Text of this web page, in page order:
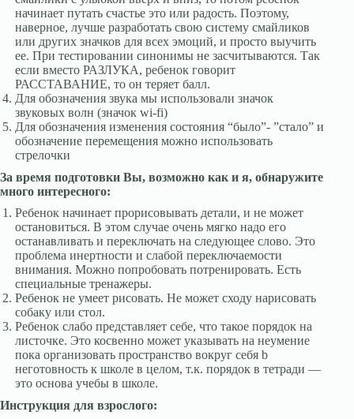
начинает путать счастье это или радость. Поэтому,
наверное, лучше разработать свою систему смайликов
или других значков для всех эмоций, и просто выучить
ее. При тестировании синонимы не засчитываются. Так
если вместо РАЗЛУКА, ребенок говорит
РАССТАВАНИЕ, то он теряет балл.
Для обозначения звука мы использовали значок
звуковых волн (значок wi-fi)
Для обозначения изменения состояния “было”- ”стало” и
обозначение перемещения можно использовать
стрелочки
За время подготовки Вы, возможно как и я, обнаружите
много интересного:
Ребенок начинает прорисовывать детали, и не может
остановиться. В этом случае очень мягко надо его
останавливать и переключать на следующее слово. Это
проблема инертности и слабой переключаемости
внимания. Можно попробовать потренировать. Есть
специальные тренажеры.
Ребенок не умеет рисовать. Не может сходу нарисовать
собаку или стол.
Ребенок слабо представляет себе, что такое порядок на
листочке. Это косвенно может указывать на неумение
пока организовать пространство вокруг себя b
неготовность к школе в целом, т.к. порядок в тетради —
это основа учебы в школе.
Инструкция для взрослого: